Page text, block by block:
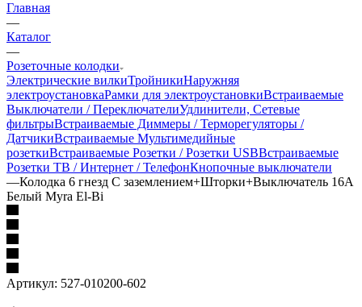
Главная
—
Каталог
—
Розеточные колодки
Электрические вилкиТройникиНаружняя
электроустановкаРамки для электроустановкиВстраиваемые
Выключатели / ПереключателиУдлинители, Сетевые
фильтрыВстраиваемые Диммеры / Терморегуляторы /
ДатчикиВстраиваемые Мультимедийные
розеткиВстраиваемые Розетки / Розетки USBВстраиваемые
Розетки ТВ / Интернет / ТелефонКнопочные выключатели
—Колодка 6 гнезд С заземлением+Шторки+Выключатель 16А
Белый Myra El-Bi
Артикул: 527-010200-602